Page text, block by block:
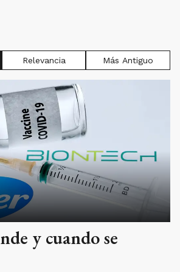
Relevancia Más Antiguo
y cuando se